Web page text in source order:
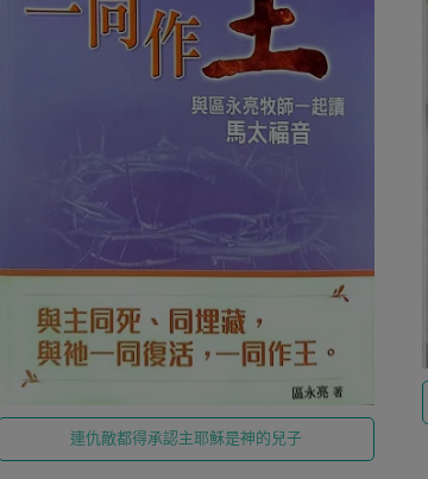
連仇敵都得承認主耶穌是神的兒子